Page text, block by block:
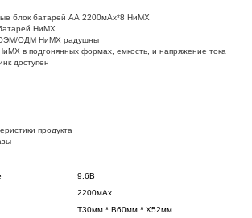
блок батарей АА 2200мАх*8 НиМХ
НиМХ
ОЭМ/ОДМ НиМХ радушны
в подгонянных формах, емкость, и напряжение тока
доступен
продукта
9.6В
2200мАх
Т30мм * В60мм * Х52мм